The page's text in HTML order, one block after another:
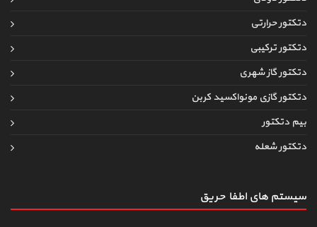
دتکتور حرارتی
دتکتور ترکیبی
دتکتور گاز شهری
دتکتور گازی مونواکسید کربن
بیم دتکتور
دتکتور شعله
سیستم های اطفاءحریق